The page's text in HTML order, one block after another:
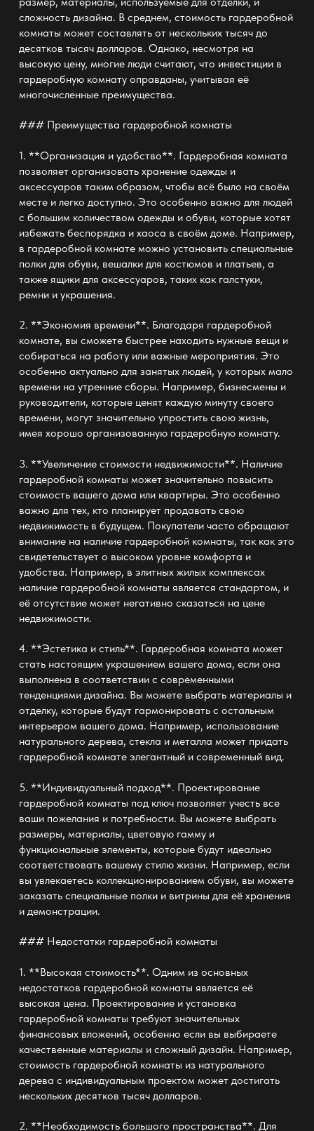
сложность дизайна. В среднем, стоимость гардеробной
комнаты может составлять от нескольких тысяч до
десятков тысяч долларов. Однако, несмотря на
высокую цену, многие люди считают, что инвестиции в
гардеробную комнату оправданы, учитывая её
многочисленные преимущества.
### Преимущества гардеробной комнаты
1. **Организация и удобство**. Гардеробная комната
позволяет организовать хранение одежды и
аксессуаров таким образом, чтобы всё было на своём
месте и легко доступно. Это особенно важно для людей
с большим количеством одежды и обуви, которые хотят
избежать беспорядка и хаоса в своём доме. Например,
в гардеробной комнате можно установить специальные
полки для обуви, вешалки для костюмов и платьев, а
также ящики для аксессуаров, таких как галстуки,
ремни и украшения.
2. **Экономия времени**. Благодаря гардеробной
комнате, вы сможете быстрее находить нужные вещи и
собираться на работу или важные мероприятия. Это
особенно актуально для занятых людей, у которых мало
времени на утренние сборы. Например, бизнесмены и
руководители, которые ценят каждую минуту своего
времени, могут значительно упростить свою жизнь,
имея хорошо организованную гардеробную комнату.
3. **Увеличение стоимости недвижимости**. Наличие
гардеробной комнаты может значительно повысить
стоимость вашего дома или квартиры. Это особенно
важно для тех, кто планирует продавать свою
недвижимость в будущем. Покупатели часто обращают
внимание на наличие гардеробной комнаты, так как это
свидетельствует о высоком уровне комфорта и
удобства. Например, в элитных жилых комплексах
наличие гардеробной комнаты является стандартом, и
её отсутствие может негативно сказаться на цене
недвижимости.
4. **Эстетика и стиль**. Гардеробная комната может
стать настоящим украшением вашего дома, если она
выполнена в соответствии с современными
тенденциями дизайна. Вы можете выбрать материалы и
отделку, которые будут гармонировать с остальным
интерьером вашего дома. Например, использование
натурального дерева, стекла и металла может придать
гардеробной комнате элегантный и современный вид.
5. **Индивидуальный подход**. Проектирование
гардеробной комнаты под ключ позволяет учесть все
ваши пожелания и потребности. Вы можете выбрать
размеры, материалы, цветовую гамму и
функциональные элементы, которые будут идеально
соответствовать вашему стилю жизни. Например, если
вы увлекаетесь коллекционированием обуви, вы можете
заказать специальные полки и витрины для её хранения
и демонстрации.
### Недостатки гардеробной комнаты
1. **Высокая стоимость**. Одним из основных
недостатков гардеробной комнаты является её
высокая цена. Проектирование и установка
гардеробной комнаты требуют значительных
финансовых вложений, особенно если вы выбираете
качественные материалы и сложный дизайн. Например,
стоимость гардеробной комнаты из натурального
дерева с индивидуальным проектом может достигать
нескольких десятков тысяч долларов.
2. **Необходимость большого пространства**. Для